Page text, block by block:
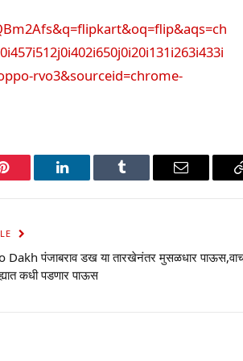
rvo3&sourceid=chrome-
Pinterest LinkedIn Tumblr Email
पंजाबराव डख या तारखेनंतर मुसळधार
कधी पडणार पाऊस